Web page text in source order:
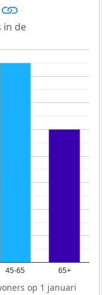
in de
45-65 65+
op 1 januari